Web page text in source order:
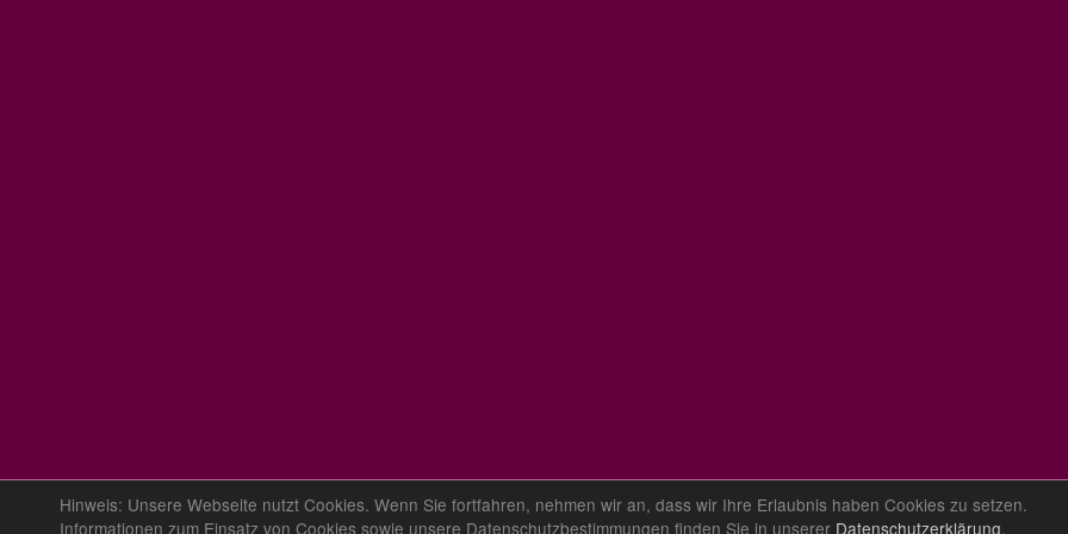
Hinweis: Unsere Webseite nutzt Cookies. Wenn Sie fortfahren, nehmen wir an, dass wir Ihre Erlaubnis haben Cookies zu setzen.
Informationen zum Einsatz von Cookies sowie unsere Datenschutzbestimmungen finden Sie in unserer Datenschutzerklärung.